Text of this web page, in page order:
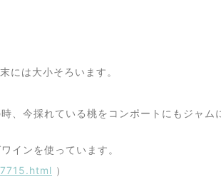
には大小そろいます。
、今採れている桃をコンポートにもジャム
インを使っています。
）